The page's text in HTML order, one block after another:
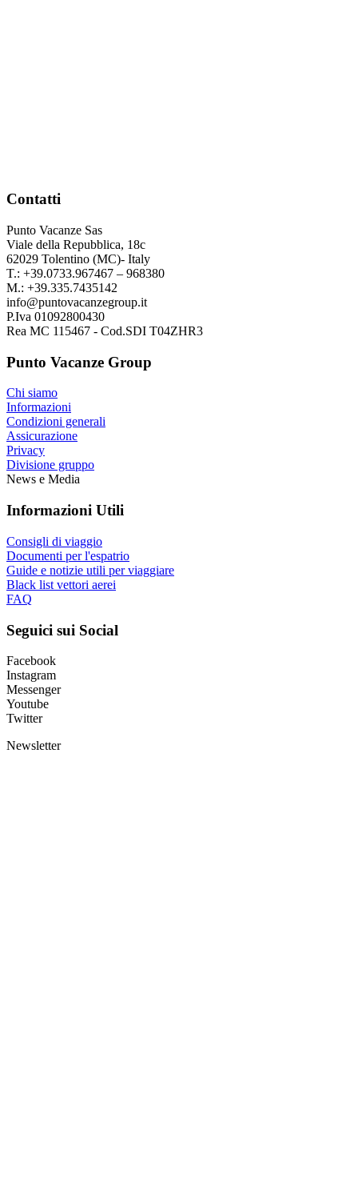
Contatti
Punto Vacanze Sas
Viale della Repubblica, 18c
62029 Tolentino (MC)- Italy
T.: +39.0733.967467 – 968380
M.: +39.335.7435142
info@puntovacanzegroup.it
P.Iva 01092800430
Rea MC 115467 - Cod.SDI T04ZHR3
Punto Vacanze Group
Chi siamo
Informazioni
Condizioni generali
Assicurazione
Privacy
Divisione gruppo
News e Media
Informazioni Utili
Consigli di viaggio
Documenti per l'espatrio
Guide e notizie utili per viaggiare
Black list vettori aerei
FAQ
Seguici sui Social
Facebook
Instagram
Messenger
Youtube
Twitter
Newsletter